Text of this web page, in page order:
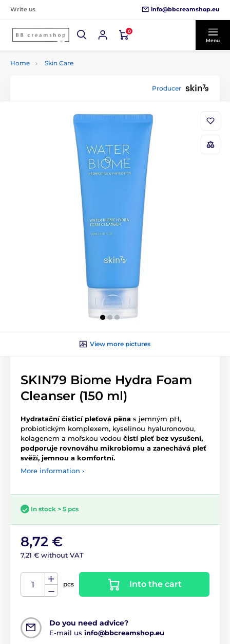
Write us info@bbcreamshop.eu
0
Menu
Home Skin Care
Producer
View more pictures
SKIN79 Biome Hydra Foam
Cleanser (150 ml)
Hydratační čisticí pleťová pěna s jemným pH,
probiotickým komplexem, kyselinou hyaluronovou,
kolagenem a mořskou vodou čistí pleť bez vysušení,
podporuje rovnováhu mikrobiomu a zanechává pleť
svěží, jemnou a komfortní.
More information ›
In stock > 5 pcs
8,72 €
7,21 € without VAT
pcs Into the cart
Do you need advice?
E-mail us info@bbcreamshop.eu